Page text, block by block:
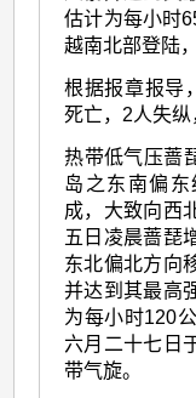
估计为每小时
越南北部登陆
根据报章报导
死亡，2人失纵
热带低气压蔷
岛之东南偏
成，大致向西
五日凌晨蔷琵
东北偏北方向
并达到其最高
为每小时120
六月二十七日
带气旋。